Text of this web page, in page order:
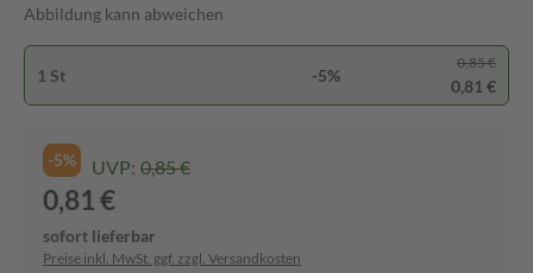
Abbildung kann abweichen
1 St -5%
0,85 €
0,81 €
-5% UVP: 0,85 €
0,81 €
sofort lieferbar
Preise inkl. MwSt. ggf. zzgl. Versandkosten